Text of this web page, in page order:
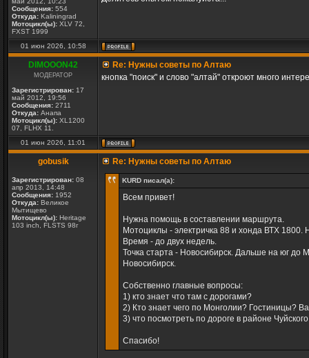
Сообщения: 554
Откуда: Kaliningrad
Мотоцикл(ы): XLV 72,
FXST 1999
01 июн 2026, 10:58
DIMOOON42
МОДЕРАТОР
Зарегистрирован: 17
май 2012, 19:56
Сообщения: 2711
Откуда: Анапа
Мотоцикл(ы): XL1200
07, FLHX 11.
Re: Нужны советы по Алтаю
кнопка "поиск" и слово "алтай" откроют много
01 июн 2026, 11:01
gobusik
Зарегистрирован: 08
апр 2013, 14:48
Сообщения: 1952
Откуда: Великое
Мытищево
Мотоцикл(ы): Heritage
103 inch, FLSTS 98г
Re: Нужны советы по Алтаю
KURD писал(а):
Всем привет!
Нужна помощь в составлении маршрута.
Мотоциклы - электричка 88 и хонда ВТХ 1800.
Время - до двух недель.
Точка старта - Новосибирск. Дальше на юг до
Новосибирск.
Собственно главные вопросы:
1) кто знает что там с дорогами?
2) Кто знает чего по Монголии? Гостиницы?
3) что посмотреть по дороге в районе
Спасибо!